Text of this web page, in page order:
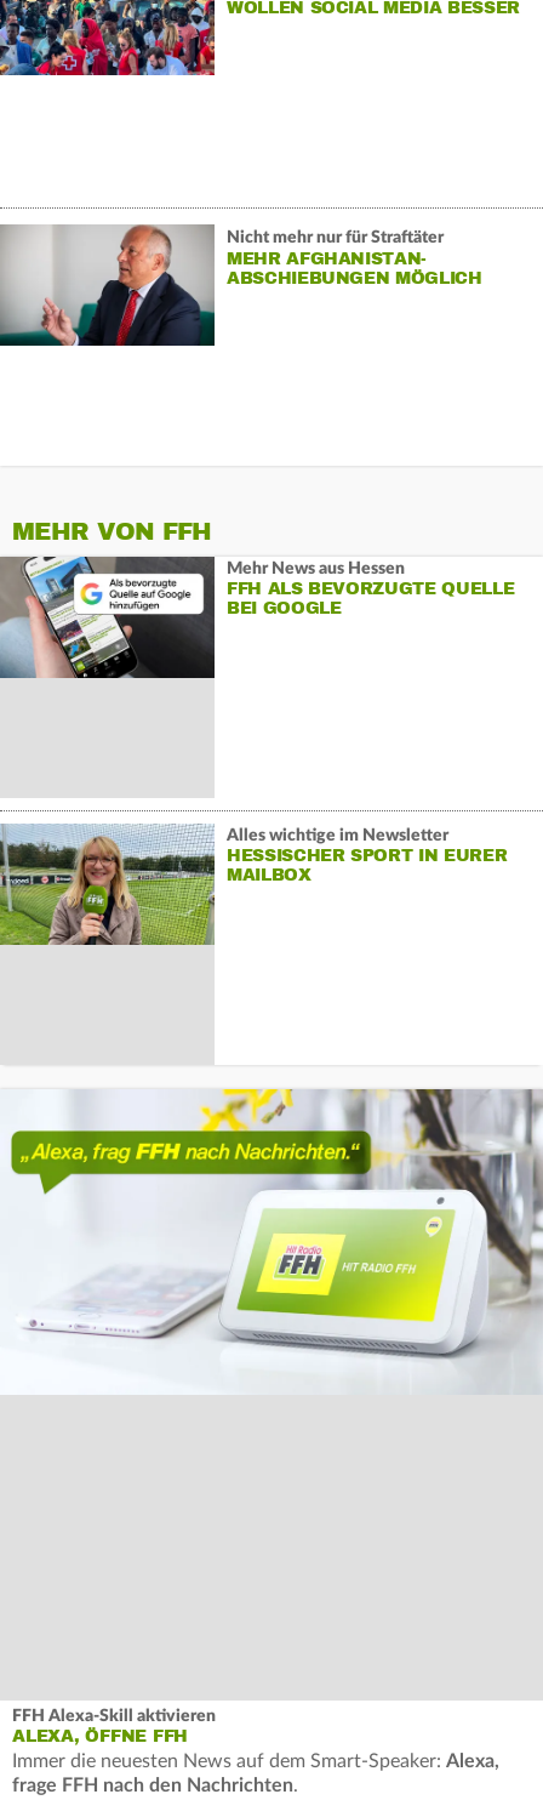
WOLLEN SOCIAL MEDIA BESSER
Nicht mehr nur für Straftäter
MEHR AFGHANISTAN-
ABSCHIEBUNGEN MÖGLICH
MEHR VON FFH
Mehr News aus Hessen
FFH ALS BEVORZUGTE QUELLE
BEI GOOGLE
Alles wichtige im Newsletter
HESSISCHER SPORT IN EURER
MAILBOX
FFH Alexa-Skill aktivieren
ALEXA, ÖFFNE FFH
Immer die neuesten News auf dem Smart-Speaker: Alexa,
frage FFH nach den Nachrichten.